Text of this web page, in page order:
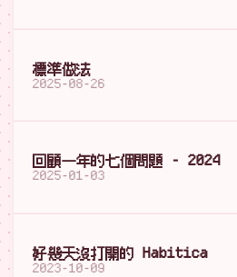
標準做法
2025-08-26
回顧一年的七個問題 - 2024
2025-01-03
好幾天沒打開的 Habitica
2023-10-09